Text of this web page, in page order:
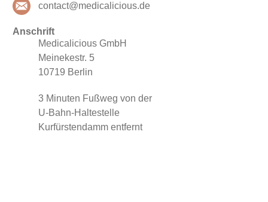
contact@medicalicious.de
Anschrift
Medicalicious GmbH
Meinekestr. 5
10719 Berlin
3 Minuten Fußweg von der
U-Bahn-Haltestelle
Kurfürstendamm entfernt